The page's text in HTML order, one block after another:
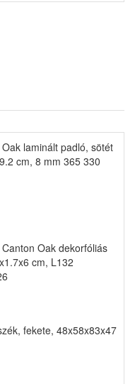
laminált padló, sötét
cm, 8 mm 365 330
Oak dekorfóliás
cm, L132
fekete, 48x58x83x47